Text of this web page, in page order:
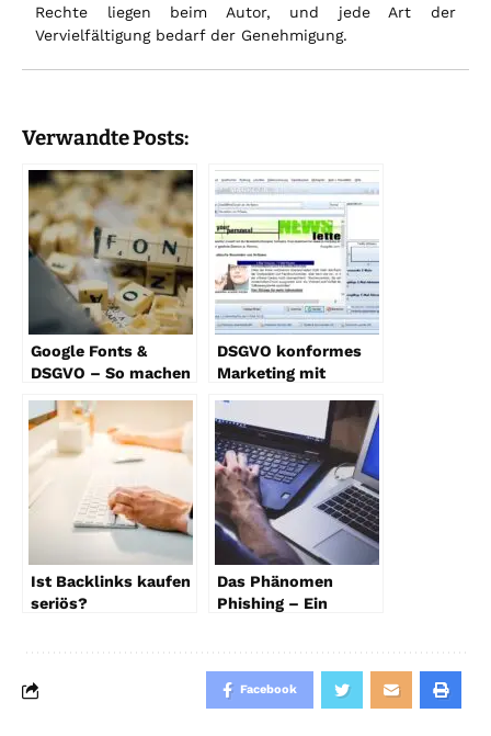
Rechte liegen beim Autor, und jede Art der
Vervielfältigung bedarf der Genehmigung.
Verwandte Posts:
Google Fonts &
DSGVO – So machen
rechtskonform
DSGVO konformes
Marketing mit
Ist Backlinks kaufen
seriös?
Das Phänomen
Phishing – Ein
digitalen Ozean
Facebook